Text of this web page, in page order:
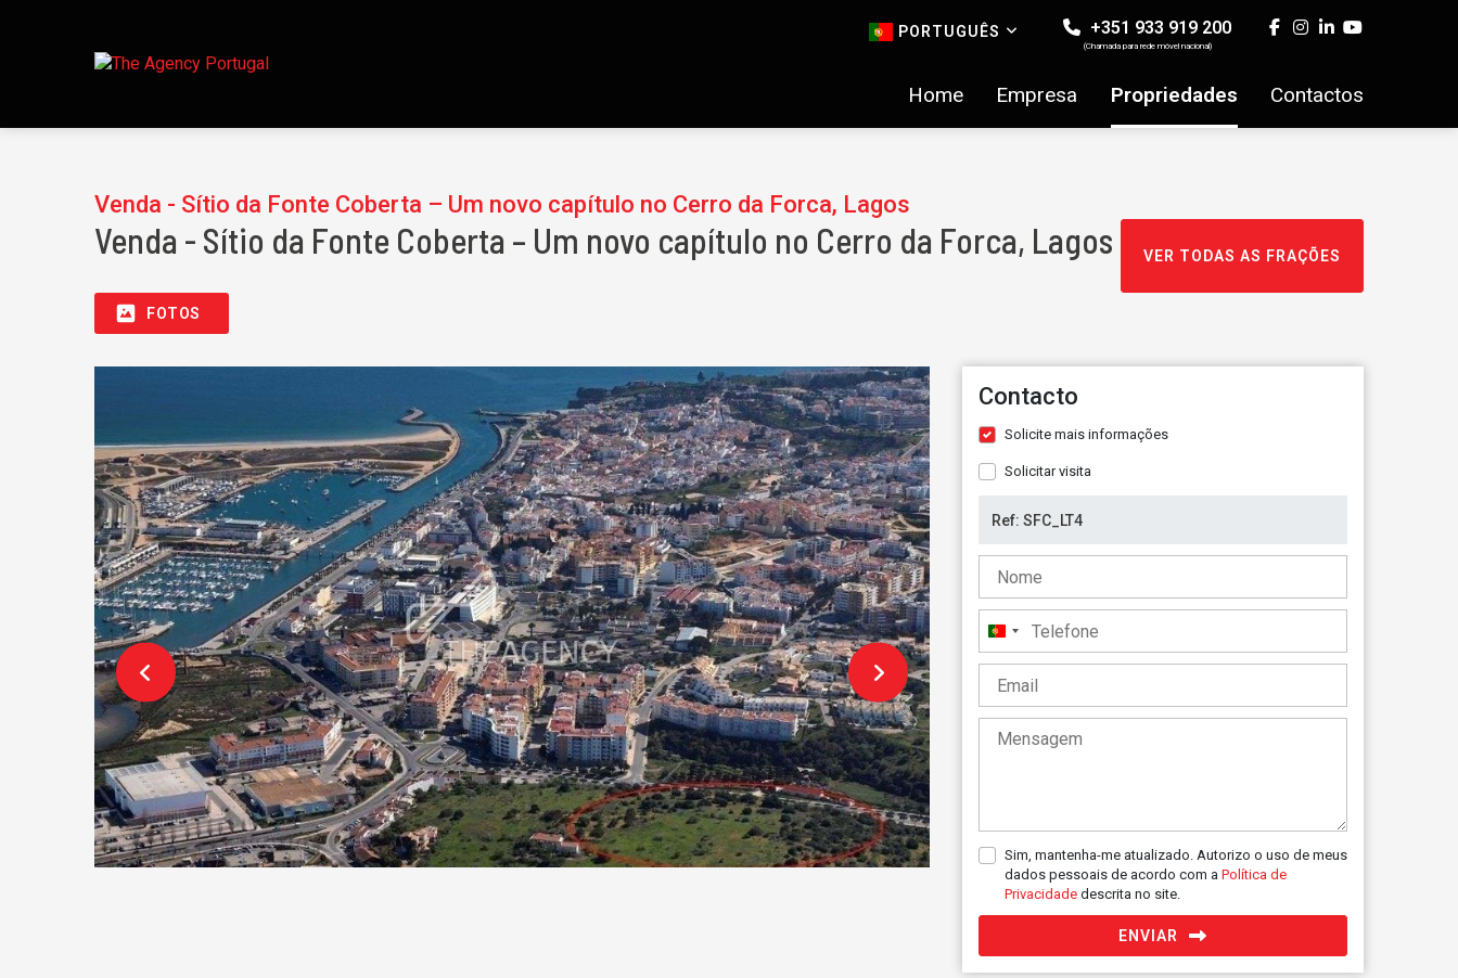
PORTUGUÊS +351 933 919 200
(Chamada para rede móvel nacional)
Home Empresa Propriedades Contactos
Venda - Sítio da Fonte Coberta – Um novo capítulo no Cerro da Forca, Lagos
Venda - Sítio da Fonte Coberta – Um novo capítulo no Cerro da Forca, Lagos VER TODAS AS FRAÇÕES
FOTOS
Contacto
Solicite mais informações
Solicitar visita
Portugal
+351
Sim, mantenha-me atualizado. Autorizo o uso de meus
dados pessoais de acordo com a Política de
Privacidade descrita no site.
ENVIAR